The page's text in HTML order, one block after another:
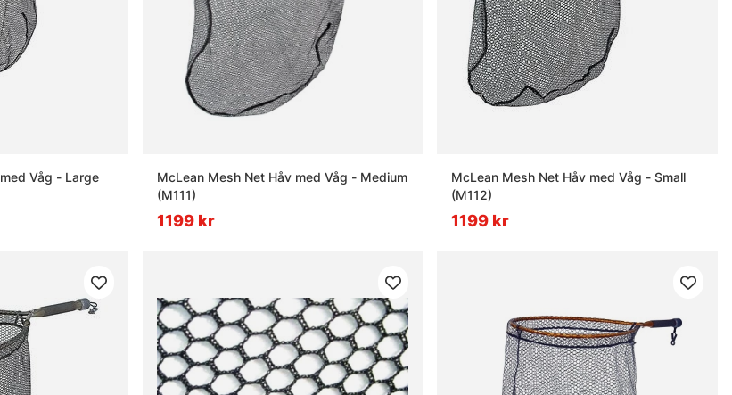
Våg - Large
McLean Mesh Net Håv med Våg - Medium
(M111)
1199 kr
McLean Mesh Net Håv med Våg - Small
(M112)
1199 kr